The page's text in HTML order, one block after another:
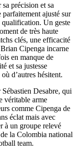
précision et sa
ajusté sur
qualification. Un geste
de très haute
clés, une efficacité
Cipenga incarne
en manque de
et sa justesse
d’autres hésitent.
Desabre, qui
véritable arme
comme Cipenga de
éclat mais avec
à un groupe relevé
la Colombia national
team.